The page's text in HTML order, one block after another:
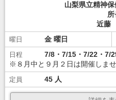
山梨県立精神
所
近藤
金
7/8・7/15・7/22・7/
※８月中と９月２日は開催しま
45